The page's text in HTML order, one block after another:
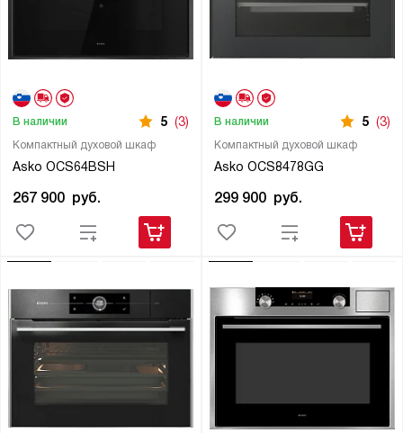
Компактный духовой шкаф
Asko OCS64BSH
В наличии 5 (3)
267 900 руб.
Компактный духовой шкаф
Asko OCS8478GG
В наличии 5 (3)
299 900 руб.